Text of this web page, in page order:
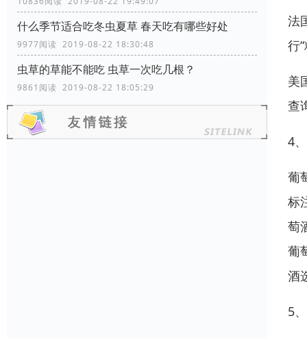
什么季节适合吃冬虫夏草 春天吃有哪些好处
9977阅读 2019-08-22 18:30:48
虫草的草能不能吃 虫草一次吃几根？
9861阅读 2019-08-22 18:05:29
法
行
美
查
4
葡
标
萄
葡
酒
5